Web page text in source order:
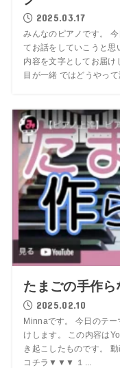
2025.03.17
みんなのピアノです。
てお話をしていこうと
内容を文字としてお届け
目が一緒 ではどうやっ
たまごの手作ら
2025.02.10
Minnaです。 今日のテ
けします。 この内容は
き起こしたものです。
コチラ▼▼▼ １...